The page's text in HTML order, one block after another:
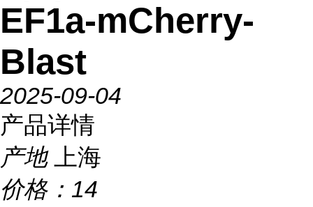
EF1a-mCherry-
Blast
2025-09-04
产品详情
产地
上海
价格： 14